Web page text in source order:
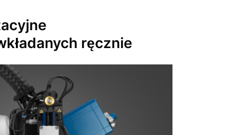
ręcznie